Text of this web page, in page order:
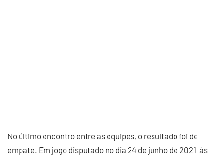
No último encontro entre as equipes, o resultado foi de
empate. Em jogo disputado no dia 24 de junho de 2021, às